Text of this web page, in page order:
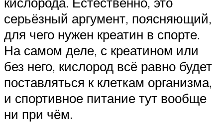
серьёзный аргумент, поясняющий,
для чего нужен креатин в спорте.
На самом деле, с креатином или
без него, кислород всё равно будет
поставляться к клеткам организма,
и спортивное питание тут вообще
ни при чём.